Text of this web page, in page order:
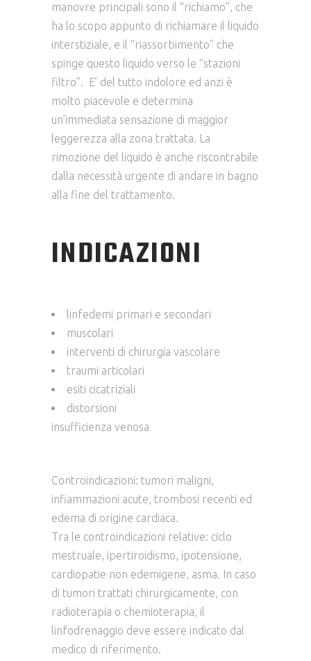
manovre principali sono il “richiamo”, che
ha lo scopo appunto di richiamare il liquido
interstiziale, e il “riassorbimento” che
spinge questo liquido verso le “stazioni
filtro”. E’ del tutto indolore ed anzi è
molto piacevole e determina
un’immediata sensazione di maggior
leggerezza alla zona trattata. La
rimozione del liquido è anche riscontrabile
dalla necessità urgente di andare in bagno
alla fine del trattamento.
INDICAZIONI
linfedemi primari e secondari
muscolari
interventi di chirurgia vascolare
traumi articolari
esiti cicatriziali
distorsioni
insufficienza venosa
Controindicazioni: tumori maligni,
infiammazioni acute, trombosi recenti ed
edema di origine cardiaca.
Tra le controindicazioni relative: ciclo
mestruale, ipertiroidismo, ipotensione,
cardiopatie non edemigene, asma. In caso
di tumori trattati chirurgicamente, con
radioterapia o chemioterapia, il
linfodrenaggio deve essere indicato dal
medico di riferimento.